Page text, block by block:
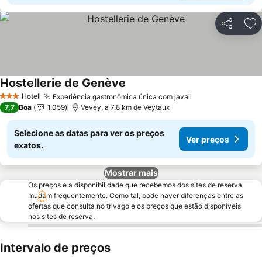
Partilhar
3 EstrelasHotel Experiência gastronômica única com javali
Hostellerie de Genève
7,7 Boa 1.059 Vevey, a 7.8 km de Veytaux
Selecione as datas para ver os preços
exatos.
Ver preços
Mostrar mais
Os preços e a disponibilidade que recebemos dos sites de reserva
mudam frequentemente. Como tal, pode haver diferenças entre as
ofertas que consulta no trivago e os preços que estão disponíveis
nos sites de reserva.
Intervalo de preços